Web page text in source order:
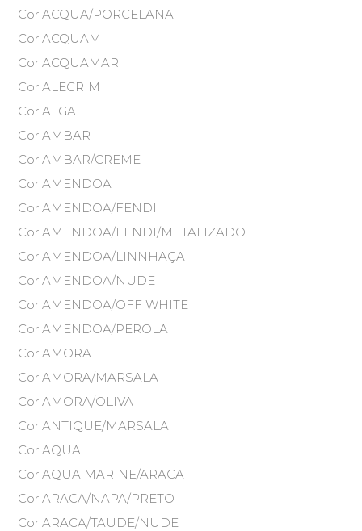
Cor ACQUA/PORCELANA
Cor ACQUAM
Cor ACQUAMAR
Cor ALECRIM
Cor ALGA
Cor AMBAR
Cor AMBAR/CREME
Cor AMENDOA
Cor AMENDOA/FENDI
Cor AMENDOA/FENDI/METALIZADO
Cor AMENDOA/LINNHAÇA
Cor AMENDOA/NUDE
Cor AMENDOA/OFF WHITE
Cor AMENDOA/PEROLA
Cor AMORA
Cor AMORA/MARSALA
Cor AMORA/OLIVA
Cor ANTIQUE/MARSALA
Cor AQUA
Cor AQUA MARINE/ARACA
Cor ARACA/NAPA/PRETO
Cor ARACA/TAUDE/NUDE